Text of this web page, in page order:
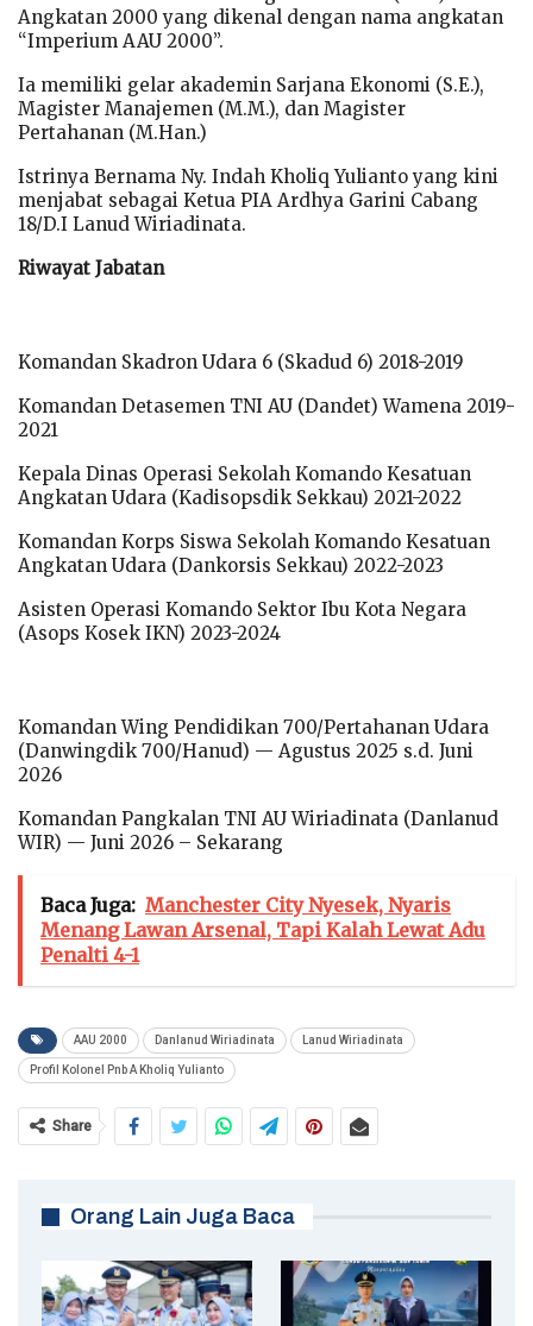
Angkatan 2000 yang dikenal dengan nama angkatan
“Imperium AAU 2000”.
Ia memiliki gelar akademin Sarjana Ekonomi (S.E.),
Magister Manajemen (M.M.), dan Magister
Pertahanan (M.Han.)
Istrinya Bernama Ny. Indah Kholiq Yulianto yang kini
menjabat sebagai Ketua PIA Ardhya Garini Cabang
18/D.I Lanud Wiriadinata.
Riwayat Jabatan
Komandan Skadron Udara 6 (Skadud 6) 2018-2019
Komandan Detasemen TNI AU (Dandet) Wamena 2019-
2021
Kepala Dinas Operasi Sekolah Komando Kesatuan
Angkatan Udara (Kadisopsdik Sekkau) 2021-2022
Komandan Korps Siswa Sekolah Komando Kesatuan
Angkatan Udara (Dankorsis Sekkau) 2022-2023
Asisten Operasi Komando Sektor Ibu Kota Negara
(Asops Kosek IKN) 2023-2024
Komandan Wing Pendidikan 700/Pertahanan Udara
(Danwingdik 700/Hanud) — Agustus 2025 s.d. Juni
2026
Komandan Pangkalan TNI AU Wiriadinata (Danlanud
WIR) — Juni 2026 – Sekarang
Baca Juga: Manchester City Nyesek, Nyaris
Menang Lawan Arsenal, Tapi Kalah Lewat Adu
Penalti 4-1
AAU 2000 Danlanud Wiriadinata Lanud Wiriadinata
Profil Kolonel Pnb A Kholiq Yulianto
Share
Orang Lain Juga Baca